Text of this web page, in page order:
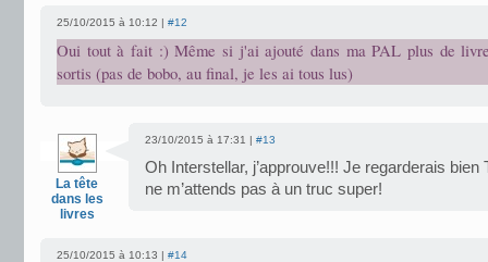
25/10/2015 à 10:12 | #12
Oui tout à fait :) Même si j'ai ajouté dans ma PAL plus de
sortis (pas de bobo, au final, je les ai tous lus)
La tête
dans les
livres
23/10/2015 à 17:31 | #13
Oh Interstellar, j’approuve!!! Je regarderais
ne m’attends pas à un truc super!
25/10/2015 à 10:13 | #14